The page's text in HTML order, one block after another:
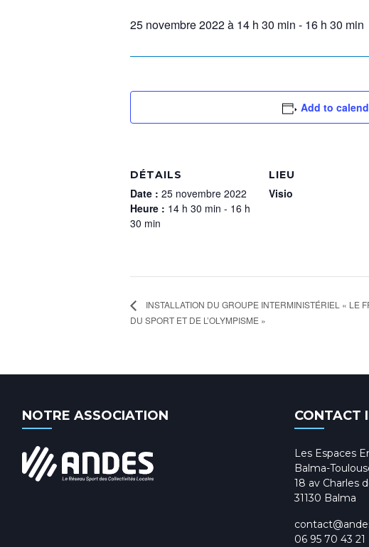
25 novembre 2022 à 14 h 30 min - 16 h 30 min
Add to
DÉTAILS
Date : 25 novembre 2022
Heure : 14 h 30 min - 16 h
30 min
LIEU
Visio
INSTALLATION DU GROUPE INTERMINISTÉRIEL « LE
DU SPORT ET DE L’OLYMPISME »
NOTRE ASSOCIATION CONTACT
Les Espaces
Balma-
18 av Charles
31130 Balma
06 95 70 43 21